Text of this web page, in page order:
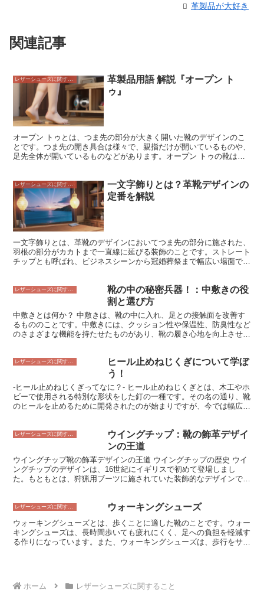
革製品が大好き
関連記事
革製品用語 解説『オープン ト
ゥ』
オープン トゥとは、つま先の部分が大きく開いた靴のデザインのこ
とです。つま先の開き具合は様々で、親指だけが開いているものや、
足先全体が開いているものなどがあります。オープン トゥの靴は、
結婚式などのフォーマルな場にも適しています。 オープン トゥの靴
は、様々な素材で作られています。レザー、スエード、キャンバス、
デニムなど、様々な素材のオープン トゥの靴があります。また、
様々な色やデザインのオープン トゥの靴があるので、自分の好みに
合った一足を見つけることができます。 オープン トゥの靴を履くと
きは、いくつか注意することがあります。まず、つま先のケアをして
おくことです。オープン トゥの靴は、つま先が露出しているので、
サンダルを履くときには、つま先をきれいに整えておく必要がありま
す。また、オープン トゥの靴は、他の靴よりも汚れやすいので、定
ことができます。また、オープン トゥの靴は、様々なスタイルに合
わせやすいので、どんなシーンでも活躍してくれます。
一文字飾りとは？革靴デザインの
定番を解説
一文字飾りとは、革靴のデザインにおいてつま先の部分に施された、
羽根の部分がカカトまで一直線に延びる装飾のことです。ストレート
チップとも呼ばれ、ビジネスシーンから冠婚葬祭まで幅広い場面で使
やすいのが特徴です。また、甲全体が覆われているため、雨や雪など
の悪天候にも強いというメリットがあります。 一文字飾りの革靴
は、英国の伝統的なデザインに由来しており、その起源は19世紀頃
まで遡ると言われています。当時は、狩猟や社交などのために、耐久
性と防水性に優れた革靴が求められており、一文字飾りのデザイン
は、そうした需要に応える形で発展しました。
靴の中の秘密兵器！：中敷きの役
割と選び方
中敷きとは何か？ 中敷きは、靴の中に入れ、足との接触面を改善す
るもののことです。中敷きには、クッション性や保温性、防臭性など
のさまざまな機能を持たせたものがあり、靴の履き心地を向上させた
で、靴を購入した際にすでにセットされているものです。インソール
は、靴のサイズや形に合わせて作られており、靴のフィット感を向上
使用する中敷きのことです。インレイソールには、クッション性や保
温性、防臭性などのさまざまな機能を持たせたものがあり、インソー
ルだけでは不足している機能を補うために使用されます。 3. アウト
の外側と足との接触面を改善する役割があり、滑り止め効果や耐摩耗
性などの機能を持たせたものがあります。
レザーシューズに関すること
ヒール止めねじくぎについて学ぼ
う！
-ヒール止めねじくぎってなに？- ヒール止めねじくぎとは、木工やホ
ビーで使用される特別な形状をした釘の一種です。その名の通り、靴
のヒールを止めるために開発されたのが始まりですが、今では幅広い
に打ち込まれたときにしっかりと食いつき、強力な固定力を発揮しま
す。また、ホビーでは紙や布などを固定するのに適しており、細かい
込まれたときに木にしっかりとくい込み、抜けにくくなるという特徴
があります。また、頭の形状も平らになっており、木製品の表面を傷
つけにくいという特徴もあります。 ヒール止めねじくぎは、ホーム
た、価格も比較的安価なので、コストパフォーマンスにも優れていま
す。
レザーシューズに関すること
ウイングチップ：靴の飾革デザイ
ンの王道
ウイングチップ靴の飾革デザインの王道 ウイングチップの歴史 ウイ
ングチップのデザインは、16世紀にイギリスで初めて登場しまし
た。もともとは、狩猟用ブーツに施されていた装飾的なデザインでし
りが施されたデザインです。このデザインは、靴に華やかさとエレガ
ており、色は黒、茶色、バーガンディなどが一般的です。 ウイング
チップは、ビジネスシーンでもプライベートシーンでも活躍する万能
なデザインです。ビジネスシューズとしては、スーツやジャケットと
ザインです。
ウォーキングシューズ
ウォーキングシューズとは、歩くことに適した靴のことです。ウォー
キングシューズは、長時間歩いても疲れにくく、足への負担を軽減す
る作りになっています。また、ウォーキングシューズは、歩行をサポ
リップ力などの機能も考慮して選びましょう。 ウォーキングシュー
ホーム レザーシューズに関すること